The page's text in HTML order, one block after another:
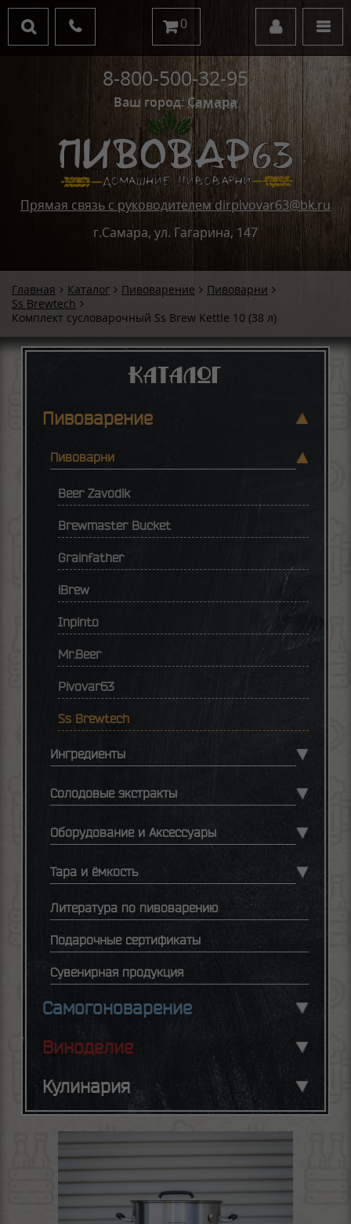
Ваш город:Самара
Прямая связь с руководителем dirpivovar63@bk.ru
г.Самара, ул. Гагарина, 147
8-800-500-32-95
0
Главная Каталог Пивоварение
Пивоварни
Ss Brewtech
Комплект сусловарочный Ss Brew Kettle 10 (38 л)
Каталог
Пивоварение
Пивоварни
Beer Zavodik
Brewmaster Bucket
Grainfather
iBrew
Inpinto
Mr.Beer
Pivovar63
Ss Brewtech
Ингредиенты
Солодовые экстракты
Оборудование и Аксессуары
Тара и ёмкость
Литература по пивоварению
Подарочные сертификаты
Сувенирная продукция
Самогоноварение
Виноделие
Кулинария